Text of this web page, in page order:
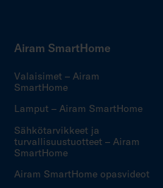
Airam SmartHome
Valaisimet – Airam
SmartHome
Lamput – Airam SmartHome
Sähkötarvikkeet ja
turvallisuustuotteet – Airam
SmartHome
Airam SmartHome opasvideot